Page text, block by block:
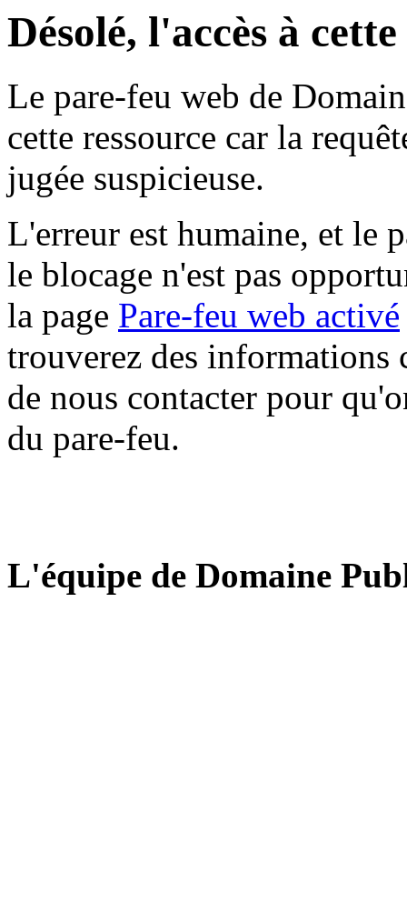
Désolé, l'accès à
Le pare-feu web de
cette ressource car la
jugée suspicieuse.
L'erreur est humaine, et le
le blocage n'est pas
la page Pare-feu web activé
trouverez des informations
de nous contacter pour
du pare-feu.
L'équipe de Domaine